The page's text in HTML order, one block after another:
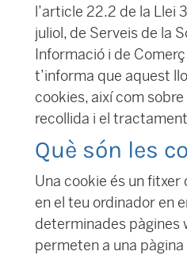
l’article 22.2 de la Llei
juliol, de Serveis de la
Informació i de
t’informa que aquest
cookies, així com
recollida i el
Què són les
Una cookie és un fitxer
en el teu ordinador en
determinades pàgines
permeten a una